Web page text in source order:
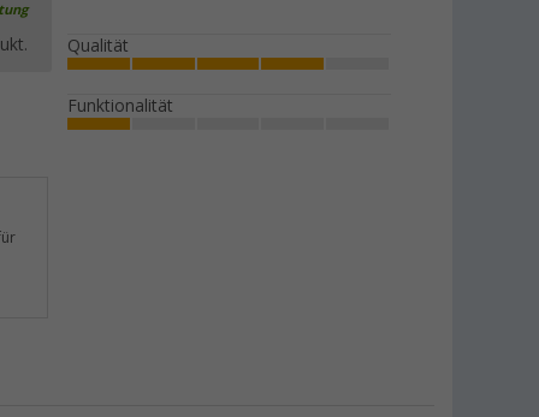
Qualität
Funktionalität